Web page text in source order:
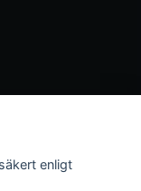
47 enligt